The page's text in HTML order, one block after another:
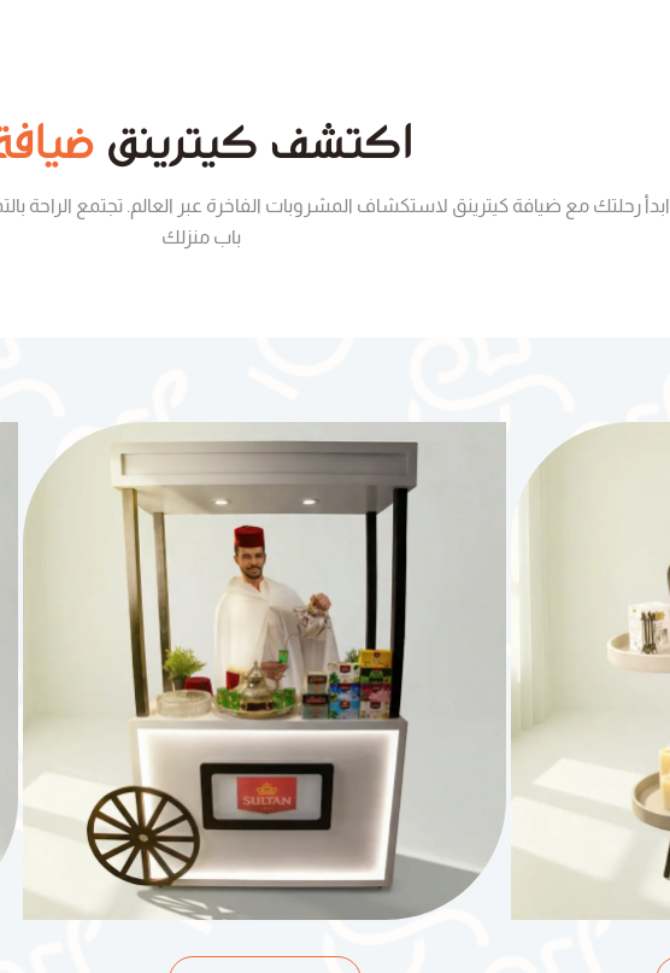
اكتشف كيترينق
ابدأ رحلتك مع ضيافة كيترينق لاستكشاف المشروبات الفاخرة عبر العالم. تجتمع الراحة
باب منزلك
د.ك 2ساعات